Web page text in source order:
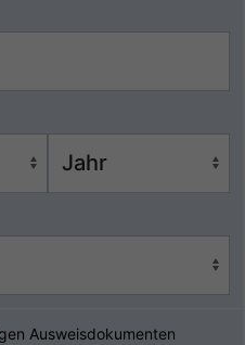
Ausweisdokumenten